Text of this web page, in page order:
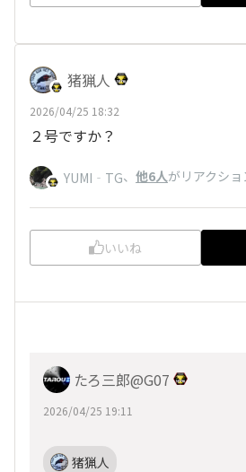
猪猟人
2026/04/25 18:32
２号ですか？
YUMI‐TG、 他6人がリアクショ
いいね
たろ三郎@G07
2026/04/25 19:11
猪猟人